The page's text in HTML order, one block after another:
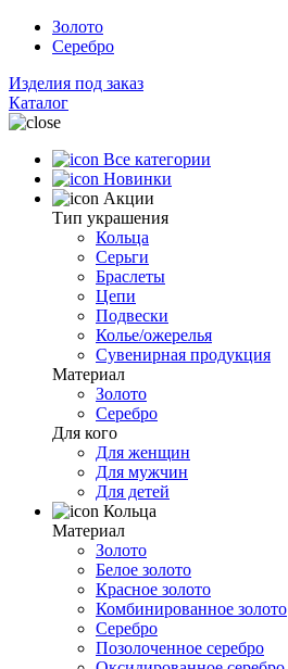
Золото
Серебро
Изделия под заказ
Каталог
Все категории
Новинки
Акции
Тип украшения
Кольца
Серьги
Браслеты
Цепи
Подвески
Колье/ожерелья
Сувенирная продукция
Материал
Золото
Серебро
Для кого
Для женщин
Для мужчин
Для детей
Кольца
Материал
Золото
Белое золото
Красное золото
Комбинированное золото
Серебро
Позолоченное серебро